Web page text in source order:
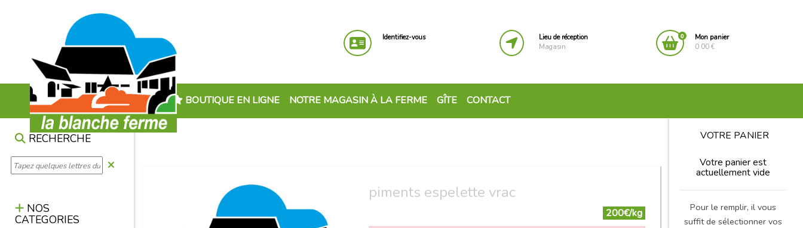
Identifiez-vous
Lieu de réception
Magasin
0
Mon panier
0.00 €
BOUTIQUE EN LIGNE NOTRE MAGASIN À LA FERME GÎTE CONTACT
RECHERCHE
NOS
CATEGORIES
piments espelette vrac
200€/kg
VOTRE PANIER
Votre panier est
actuellement vide
Pour le remplir, il vous
suffit de sélectionner vos